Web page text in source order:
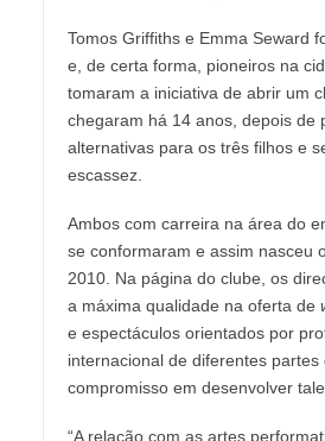
Tomos Griffiths e Emma Seward
e, de certa forma, pioneiros na
tomaram a iniciativa de abrir um
chegaram há 14 anos, depois de
alternativas para os três filhos e
escassez.
Ambos com carreira na área do
se conformaram e assim nasceu
2010. Na página do clube, os
a máxima qualidade na oferta de
e espectáculos orientados por
internacional de diferentes partes
compromisso em desenvolver
“A relação com as artes